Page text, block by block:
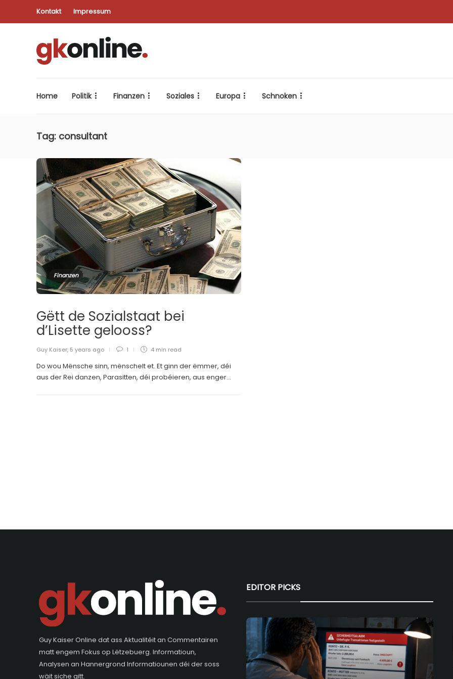
Kontakt Impressum
Home Politik Finanzen Soziales Europa Schnoken
Tag: consultant
Finanzen
Gëtt de Sozialstaat bei
d’Lisette gelooss?
Guy Kaiser, 5 years ago 1 4 min read
Do wou Mënsche sinn, mënschelt et. Et ginn der ëmmer, déi
aus der Rei danzen, Parasitten, déi probéieren, aus enger...
Guy Kaiser Online dat ass Aktualitéit an Commentairen
matt engem Fokus op Lëtzebuerg. Informatioun,
Analysen an Hannergrond Informatiounen déi der soss
wäit siche gitt.
EDITOR PICKS